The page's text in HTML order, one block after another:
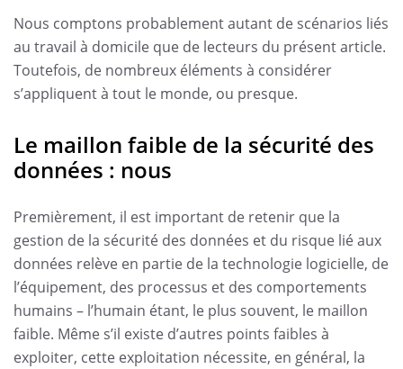
Nous comptons probablement autant de scénarios liés
au travail à domicile que de lecteurs du présent article.
Toutefois, de nombreux éléments à considérer
s’appliquent à tout le monde, ou presque.
Le maillon faible de la sécurité des
données : nous
Premièrement, il est important de retenir que la
gestion de la sécurité des données et du risque lié aux
données relève en partie de la technologie logicielle, de
l’équipement, des processus et des comportements
humains – l’humain étant, le plus souvent, le maillon
faible. Même s’il existe d’autres points faibles à
exploiter, cette exploitation nécessite, en général, la